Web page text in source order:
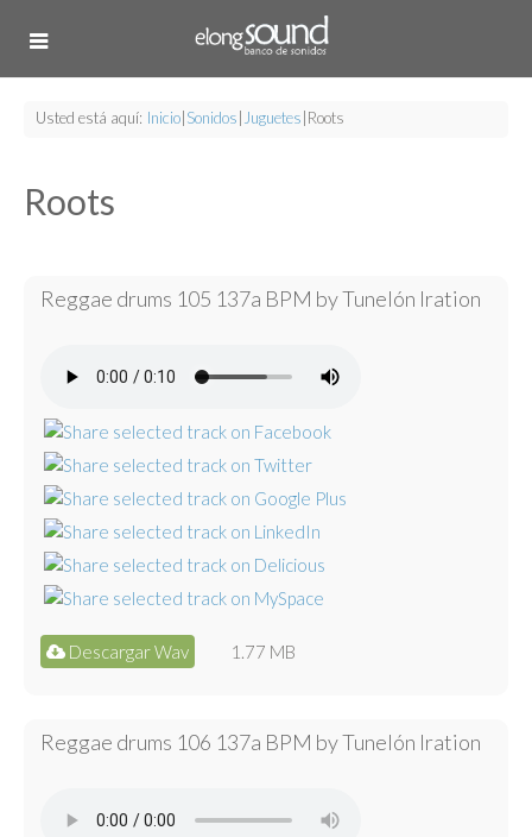
Usted está aquí: Inicio Sonidos Juguetes Roots
Roots
Reggae drums 105 137a BPM by Tunelón Iration
Descargar Wav 1.77 MB
Reggae drums 106 137a BPM by Tunelón Iration